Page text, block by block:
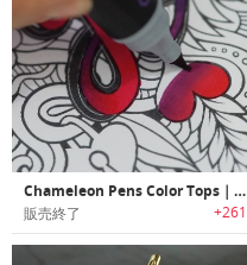
Chameleon Pens Color Tops｜複数の色調をプロデュースできるペン「カメレオンペン」用リフィル
販売終了 +261